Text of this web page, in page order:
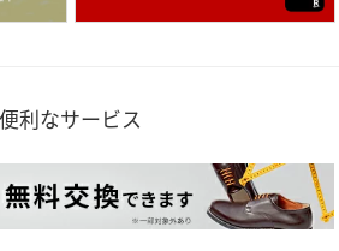
便利なサービス